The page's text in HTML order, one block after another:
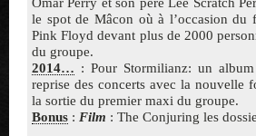
le spot de Mâcon où à l’occasion du
Pink Floyd devant plus de 2000
du groupe.
2014… : Pour Stormilianz: un
reprise des concerts avec la nouvelle
la sortie du premier maxi du groupe.
Bonus : Film : The Conjuring les